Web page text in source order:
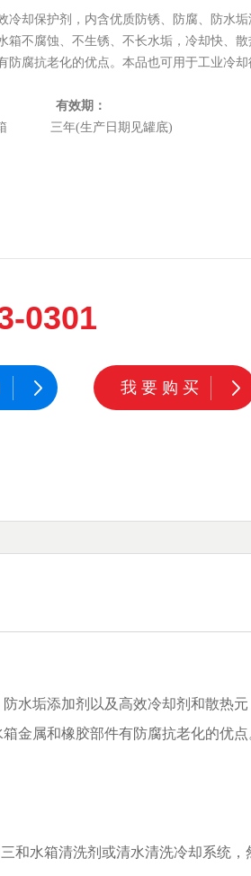
冷却保护剂，内含优质防锈、防腐、防水
箱不腐蚀、不生锈、不长水垢，冷却快、
防腐抗老化的优点。本品也可用于工业冷却
： 有效期：
罐/箱 三年(生产日期见罐底)
0301
我要购买
水垢添加剂以及高效冷却剂和散热
金属和橡胶部件有防腐抗老化的优
和水箱清洗剂或清水清洗冷却系统